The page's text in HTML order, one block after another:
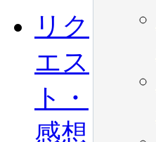
リク
エス
ト・
感想